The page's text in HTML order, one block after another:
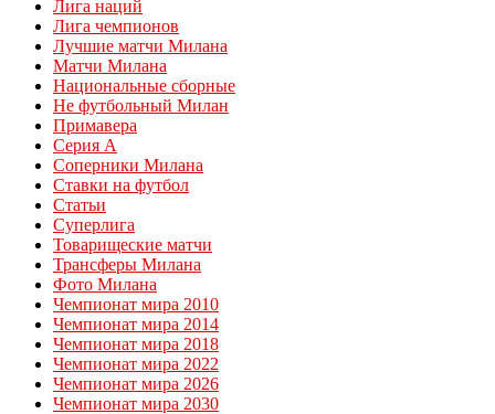
Лига наций
Лига чемпионов
Лучшие матчи Милана
Матчи Милана
Национальные сборные
Не футбольный Милан
Примавера
Серия А
Соперники Милана
Ставки на футбол
Статьи
Суперлига
Товарищеские матчи
Трансферы Милана
Фото Милана
Чемпионат мира 2010
Чемпионат мира 2014
Чемпионат мира 2018
Чемпионат мира 2022
Чемпионат мира 2026
Чемпионат мира 2030